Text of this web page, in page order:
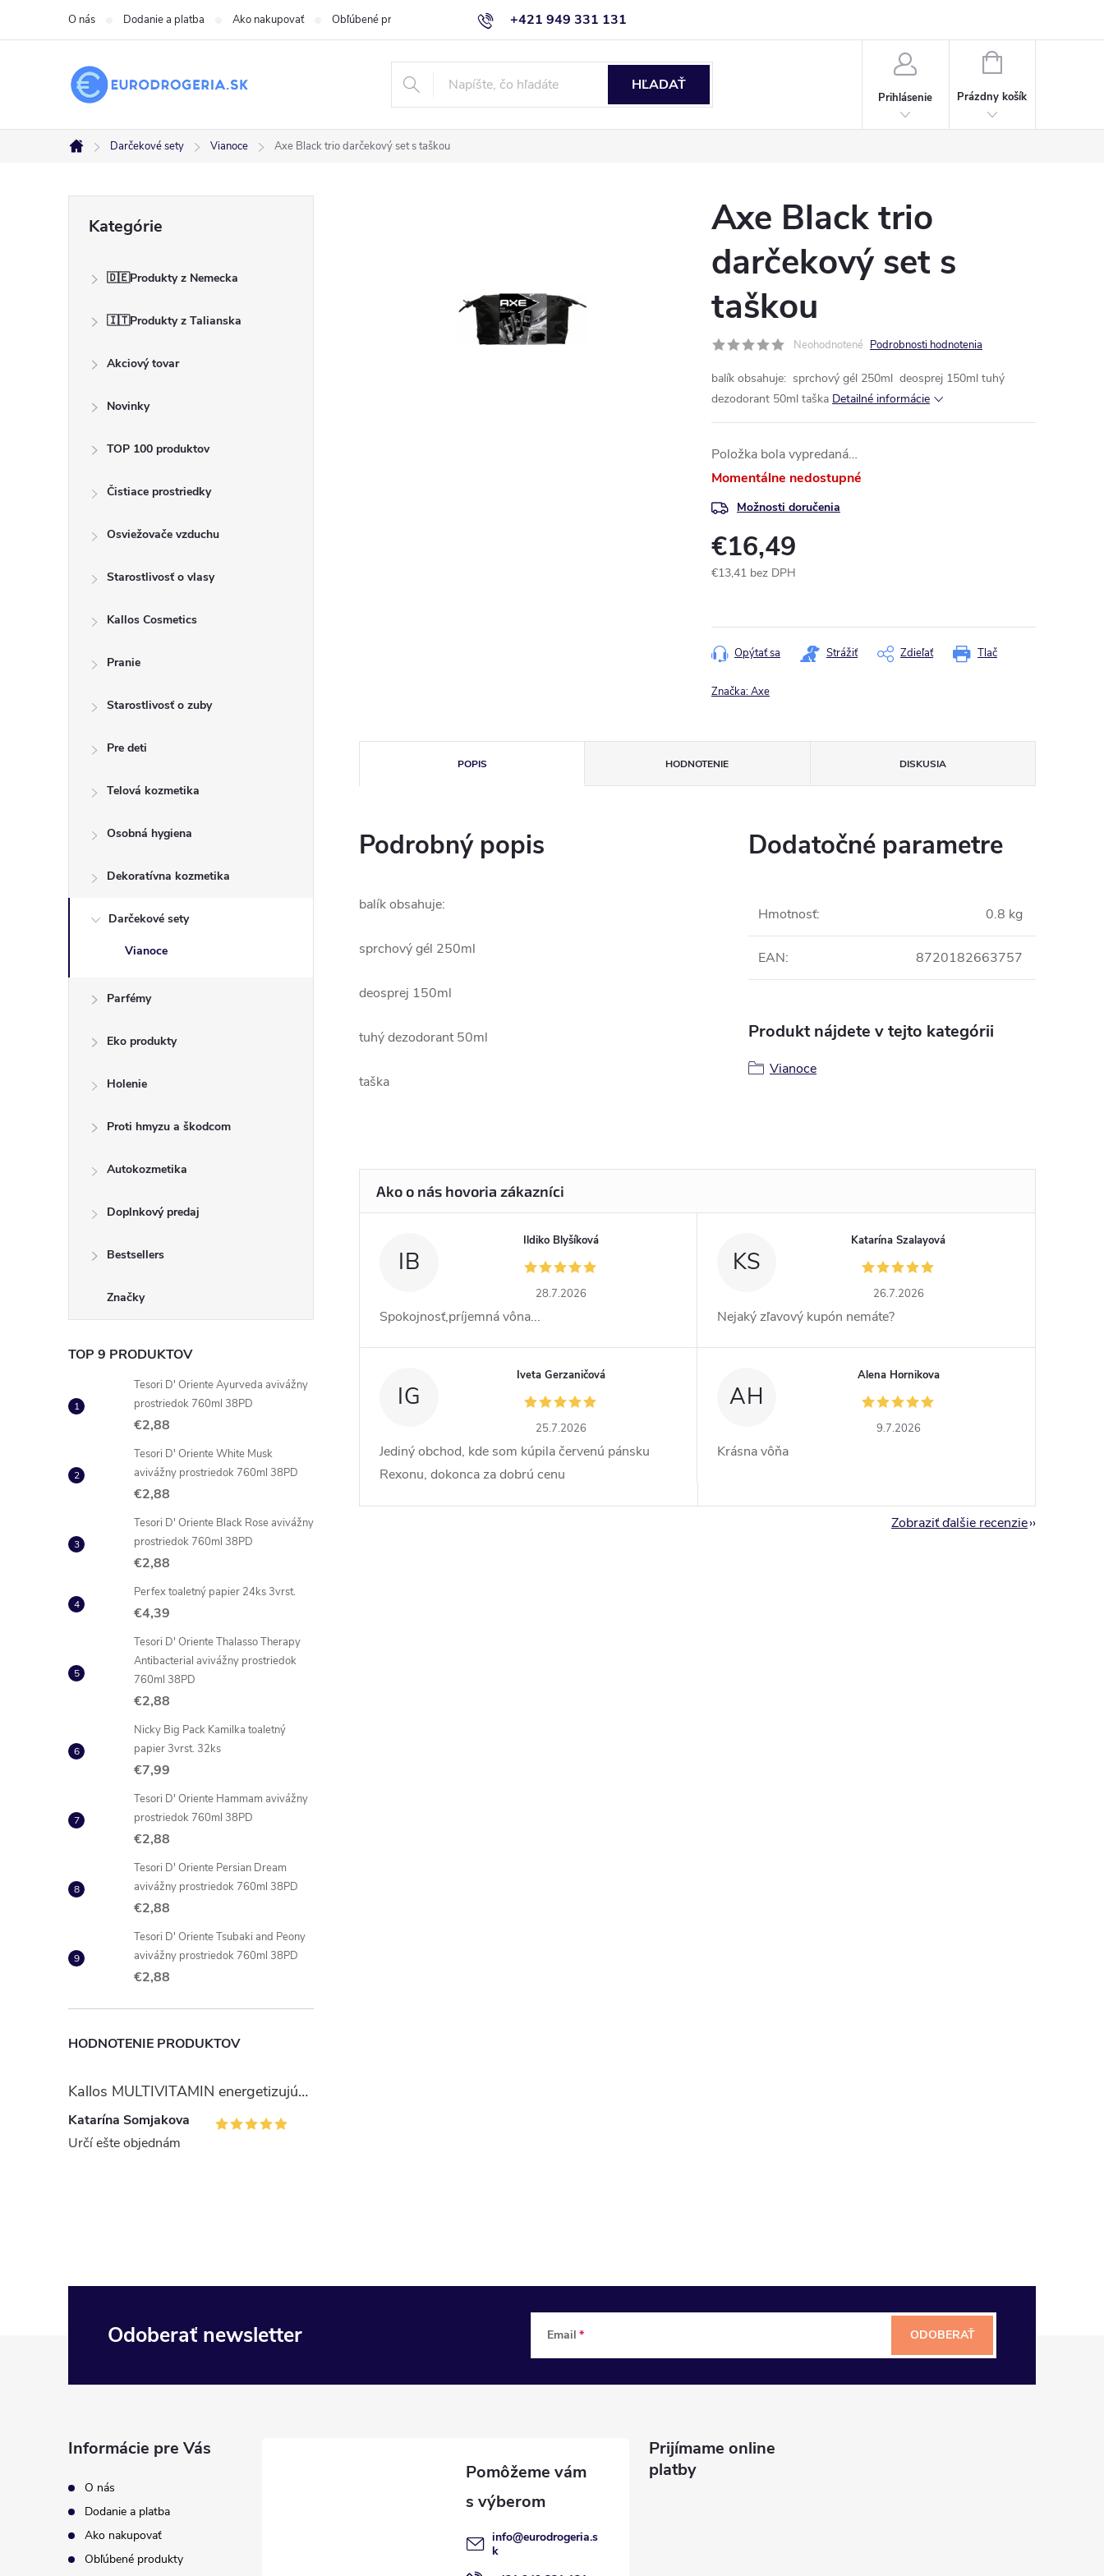
+421 949 331 131
O nás Dodanie a platba Ako nakupovať Obľúbené produkty Obchodné podmienky
HĽADAŤ
Prihlásenie
NÁKUPNÝ
Prázdny košík
Domov
Darčekové sety Vianoce Axe Black trio darčekový set s taškou
kategórie
Kategórie
🇩🇪Produkty z Nemecka
🇮🇹Produkty z Talianska
Akciový tovar
Novinky
TOP 100 produktov
Čistiace prostriedky
Osviežovače vzduchu
Starostlivosť o vlasy
Kallos Cosmetics
Pranie
Starostlivosť o zuby
Pre deti
Telová kozmetika
Osobná hygiena
Dekoratívna kozmetika
Darčekové sety
Vianoce
Parfémy
Eko produkty
Holenie
Proti hmyzu a škodcom
Autokozmetika
Doplnkový predaj
Bestsellers
Značky
TOP 9 PRODUKTOV
Tesori D' Oriente Ayurveda avivážny
prostriedok 760ml 38PD
€2,88
Tesori D' Oriente White Musk
avivážny prostriedok 760ml 38PD
€2,88
Tesori D' Oriente Black Rose avivážny
prostriedok 760ml 38PD
€2,88
Perfex toaletný papier 24ks 3vrst.
€4,39
Tesori D' Oriente Thalasso Therapy
Antibacterial avivážny prostriedok
760ml 38PD
€2,88
Nicky Big Pack Kamilka toaletný
papier 3vrst. 32ks
€7,99
Tesori D' Oriente Hammam avivážny
prostriedok 760ml 38PD
€2,88
Tesori D' Oriente Persian Dream
avivážny prostriedok 760ml 38PD
€2,88
Tesori D' Oriente Tsubaki and Peony
avivážny prostriedok 760ml 38PD
€2,88
HODNOTENIE PRODUKTOV
Kallos MULTIVITAMIN energetizujúci šampón na vlasy 1 l
Katarína Somjakova
Určí ešte objednám
Axe Black trio
darčekový set s
taškou
Neohodnotené Podrobnosti hodnotenia
balík obsahuje: sprchový gél 250ml deosprej 150ml tuhý
dezodorant 50ml taška Detailné informácie
Položka bola vypredaná…
Momentálne nedostupné
Možnosti doručenia
€16,49
€13,41 bez DPH
Tlač
Opýtať sa Strážiť Zdieľať
Značka:Axe
POPIS HODNOTENIE DISKUSIA
Podrobný popis
balík obsahuje:
sprchový gél 250ml
deosprej 150ml
tuhý dezodorant 50ml
taška
Dodatočné parametre
Hmotnosť: 0.8 kg
EAN: 8720182663757
Produkt nájdete v tejto kategórii
Vianoce
IB
Ildiko Blyšíková
28.7.2026
Spokojnosť,príjemná vôna...
KS
Katarína Szalayová
26.7.2026
Nejaký zľavový kupón nemáte?
IG
Iveta Gerzaničová
25.7.2026
Jediný obchod, kde som kúpila červenú pánsku
Rexonu, dokonca za dobrú cenu
AH
Alena Hornikova
9.7.2026
Krásna vôňa
Zobraziť ďalšie recenzie
Odoberať newsletter Email ODOBERAŤ
Informácie pre Vás
O nás
Dodanie a platba
Ako nakupovať
Obľúbené produkty
info@eurodrogeria.s
k
Prijímame online
platby